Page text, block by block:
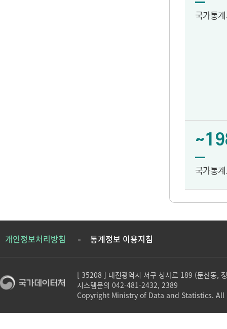
국가통
국가통
개인정보처리방침 통계정보 이용지침
[ 35208 ] 대전광역시 서구 청사로 189 (둔산동,
시스템문의 042-481-2432, 2389
Copyright Ministry of Data and Statistics.